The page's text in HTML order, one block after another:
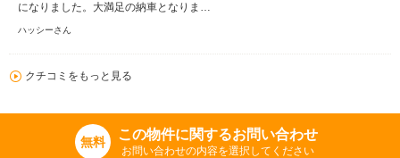
になりました。大満足の納車となりま…
ハッシーさん
クチコミをもっと見る
無料 この物件に関するお問い合わせ
お問い合わせの内容を選択してください